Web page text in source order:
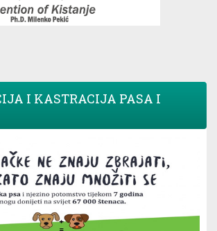
I KASTRACIJA PASA I